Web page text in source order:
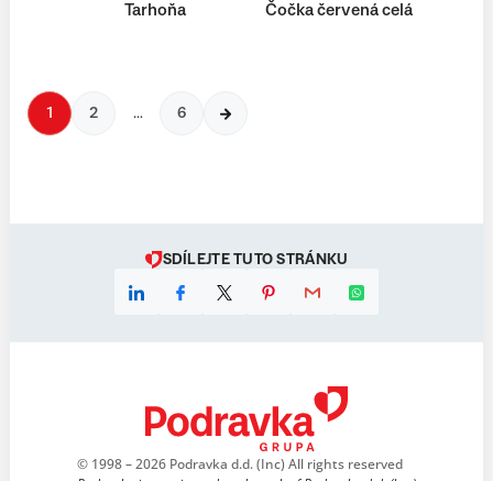
Tarhoňa Čočka červená celá
1 2 … 6
SDÍLEJTE TUTO STRÁNKU
© 1998 – 2026 Podravka d.d. (Inc) All rights reserved